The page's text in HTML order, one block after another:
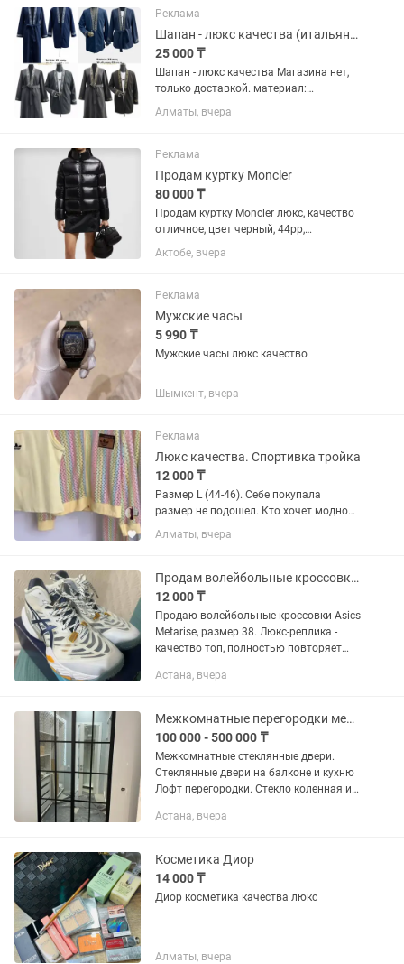
на ком НЕ увидите, НЕ...
Реклама
Шапан - люкс качества (итальянский кашемир)
25 000 ₸
Шапан - люкс качества Магазина нет,
только доставкой. материал:
итальянский кашемир с орнаментами
Цена указана за 1 шт. Шапан 25000 -
Также смотрите мои другие...
Алматы, вчера
Реклама
Продам куртку Moncler
80 000 ₸
Продам куртку Moncler люкс, качество
отличное, цвет черный, 44рр,
заказывала у Salim Kenzhe с Гуанджоу
за 110.000 продам за 80.000 так как
маломерит, после родов мой...
Актобе, вчера
Реклама
Мужские часы
5 990 ₸
Мужские часы люкс качество
Шымкент, вчера
Реклама
Люкс качества. Спортивка тройка
12 000 ₸
Размер L (44-46). Себе покупала
размер не подошел. Кто хочет модно
одеваться можете покупать. Новый🔥
Алматы, вчера
Продам волейбольные кроссовки Asics
12 000 ₸
Продаю волейбольные кроссовки Asics
Metarise, размер 38. Люкс-реплика -
качество топ, полностью повторяет
подарок, но размер, к сожалению, не
Астана, вчера
Межкомнатные перегородки межкомнатные двери. Лофт перегородки.
100 000 - 500 000 ₸
Межкомнатные стеклянные двери.
Стеклянные двери на балконе и кухню
Лофт перегородки. Стекло коленная и
Астана, вчера
Косметика Диор
14 000 ₸
Диор косметика качества люкс
Алматы, вчера